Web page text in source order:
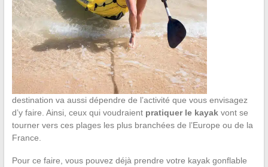
destination va aussi dépendre de l’activité que vous envisagez
d’y faire. Ainsi, ceux qui voudraient pratiquer le kayakvont se
tourner vers ces plages les plus branchées de l’Europe ou de la
France.
Pour ce faire, vous pouvez déjà prendre votre kayak gonflable